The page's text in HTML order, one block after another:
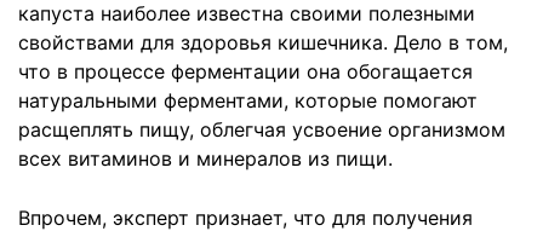
капуста наиболее известна своими полезными
свойствами для здоровья кишечника. Дело в том,
что в процессе ферментации она обогащается
натуральными ферментами, которые помогают
расщеплять пищу, облегчая усвоение организмом
всех витаминов и минералов из пищи.
Впрочем, эксперт признает, что для получения